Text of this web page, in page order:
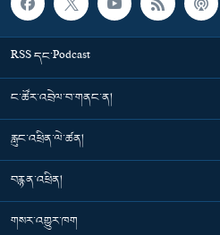
RSS དང་Podcast
ང་ཚོར་འབྲེལ་བ་གནང་ན།
རླུང་འཕྲིན་ལེ་ཚན།
བརྙན་འཕྲིན།
གསར་འགྱུར་ཁག